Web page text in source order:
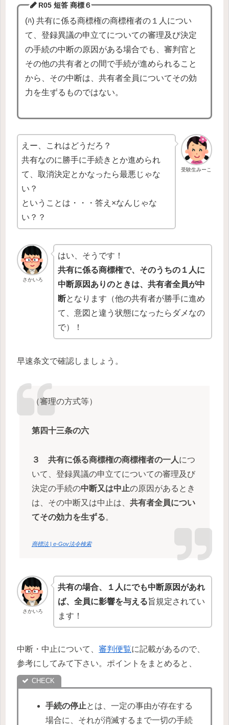
R05 短答 商標６
(ﾊ) 共有に係る商標権の商標権者の１人につい
て、登録異議の申立てについての審理及び決定
の手続の中断の原因がある場合でも、審判官と
その他の共有者との間で手続が進められること
から、その中断は、共有者全員についてその効
力を生ずるものではない。
受験生みーこ
えー、これはどうだろ？
共有なのに勝手に手続きとか進められ
て、取消決定とかなったら最悪じゃな
い？
ということは・・・答え×なんじゃな
い？？
さかいろ
はい、そうです！
共有に係る商標権で、そのうちの１人に
中断原因ありのときは、共有者全員が中
断となります（他の共有者が勝手に進め
て、意図と違う状態になったらダメなの
で）！
早速条文で確認しましょう。
（審理の方式等）
第四十三条の六
３ 共有に係る商標権の商標権者の一人につ
いて、登録異議の申立てについての審理及び
決定の手続の中断又は中止の原因があるとき
は、その中断又は中止は、 共有者全員につい
てその効力を生ずる。
商標法 | e-Gov法令検索
さかいろ
共有の場合、１人にでも中断原因があれ
ば、全員に影響を与える旨規定されてい
ます！
中断・中止について、 審判便覧に記載があるので、
参考にしてみて下さい。ポイントをまとめると、
手続の停止とは、一定の事由が存在する
場合に、それが消滅するまで一切の手続